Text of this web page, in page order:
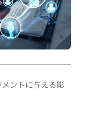
ントに与える影